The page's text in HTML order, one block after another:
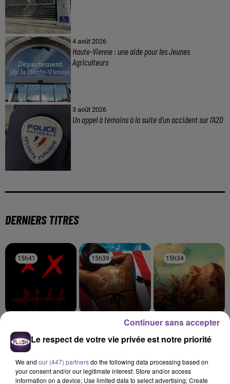
4 août 2026
Haute-Vienne : une aide pour les Jeunes
Agriculteurs
3 août 2026
Un appel à témoins à la suite d’un accident sur l’A20
DERNIERS TITRES
15h41
15h41
I'm Picky (unplugged)
15h39
15h39 15h34
15h34
LUIZA
Le respect de votre vie privée est notre priorité
We and our (447) partnersdo the following data processing based on
your consent and/or our legitimate interest: Store and/or access
information on a device; Use limited data to select advertising; Create
Continuer sans accepter